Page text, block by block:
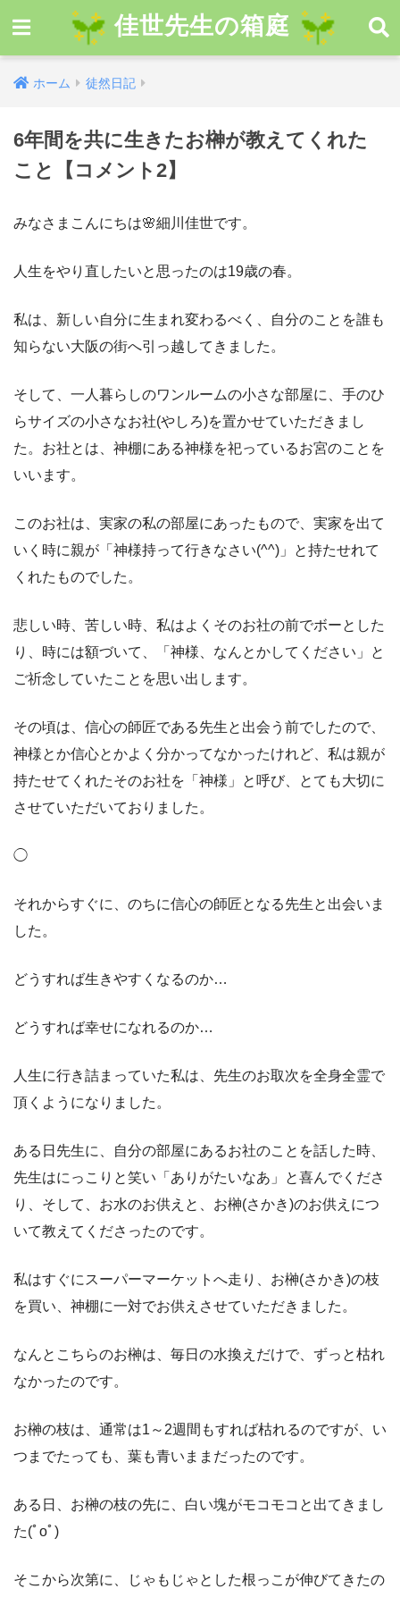
佳世先生の箱庭
ホーム 徒然日記
6年間を共に生きたお榊が教えてくれた
こと【コメント2】
みなさまこんにちは🌸細川佳世です。
人生をやり直したいと思ったのは19歳の春。
私は、新しい自分に生まれ変わるべく、自分のことを誰も
知らない大阪の街へ引っ越してきました。
そして、一人暮らしのワンルームの小さな部屋に、手のひ
らサイズの小さなお社(やしろ)を置かせていただきまし
た。お社とは、神棚にある神様を祀っているお宮のことを
いいます。
このお社は、実家の私の部屋にあったもので、実家を出て
いく時に親が「神様持って行きなさい(^^)」と持たせれて
くれたものでした。
悲しい時、苦しい時、私はよくそのお社の前でボーとした
り、時には額づいて、「神様、なんとかしてください」と
ご祈念していたことを思い出します。
その頃は、信心の師匠である先生と出会う前でしたので、
神様とか信心とかよく分かってなかったけれど、私は親が
持たせてくれたそのお社を「神様」と呼び、とても大切に
させていただいておりました。
◯
それからすぐに、のちに信心の師匠となる先生と出会いま
した。
どうすれば生きやすくなるのか…
どうすれば幸せになれるのか…
人生に行き詰まっていた私は、先生のお取次を全身全霊で
頂くようになりました。
ある日先生に、自分の部屋にあるお社のことを話した時、
先生はにっこりと笑い「ありがたいなあ」と喜んでくださ
り、そして、お水のお供えと、お榊(さかき)のお供えにつ
いて教えてくださったのです。
私はすぐにスーパーマーケットへ走り、お榊(さかき)の枝
を買い、神棚に一対でお供えさせていただきました。
なんとこちらのお榊は、毎日の水換えだけで、ずっと枯れ
なかったのです。
お榊の枝は、通常は1 ～ 2週間もすれば枯れるのですが、い
つまでたっても、葉も青いままだったのです。
ある日、お榊の枝の先に、白い塊がモコモコと出てきまし
た(ﾟoﾟ)
そこから次第に、じゃもじゃとした根っこが伸びてきたの